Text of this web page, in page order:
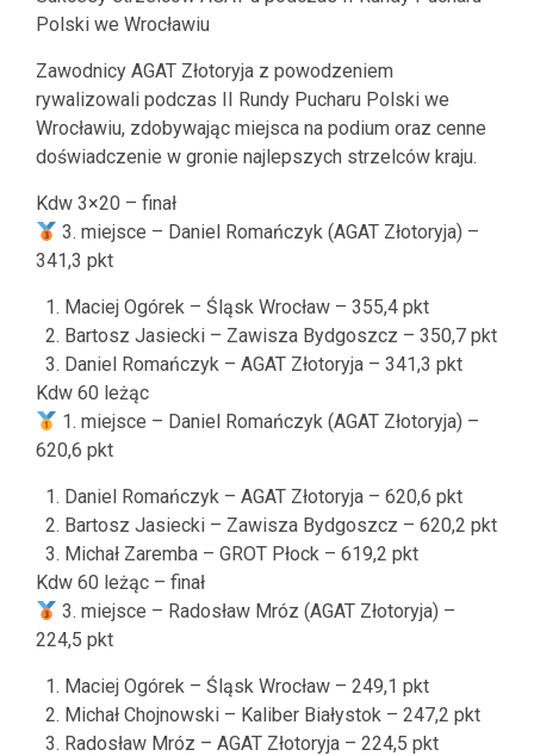
Polski we Wrocławiu
Zawodnicy AGAT Złotoryja z powodzeniem
rywalizowali podczas II Rundy Pucharu Polski we
Wrocławiu, zdobywając miejsca na podium oraz cenne
doświadczenie w gronie najlepszych strzelców kraju.
Kdw 3×20 – finał
3. miejsce – Daniel Romańczyk (AGAT Złotoryja) –
341,3 pkt
Maciej Ogórek – Śląsk Wrocław – 355,4 pkt
Bartosz Jasiecki – Zawisza Bydgoszcz – 350,7 pkt
Daniel Romańczyk – AGAT Złotoryja – 341,3 pkt
Kdw 60 leżąc
1. miejsce – Daniel Romańczyk (AGAT Złotoryja) –
620,6 pkt
Daniel Romańczyk – AGAT Złotoryja – 620,6 pkt
Bartosz Jasiecki – Zawisza Bydgoszcz – 620,2 pkt
Michał Zaremba – GROT Płock – 619,2 pkt
Kdw 60 leżąc – finał
3. miejsce – Radosław Mróz (AGAT Złotoryja) –
224,5 pkt
Maciej Ogórek – Śląsk Wrocław – 249,1 pkt
Michał Chojnowski – Kaliber Białystok – 247,2 pkt
Radosław Mróz – AGAT Złotoryja – 224,5 pkt